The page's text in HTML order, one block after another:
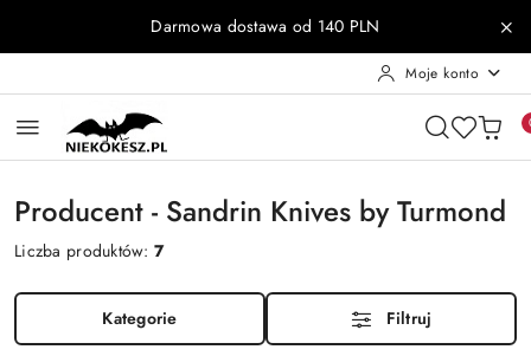
Przejdź do treści głównej
Przejdź do wyszukiwarki
Przejdź do moje konto
Przejdź do menu głównego
Przejdź do stopkiDarmowa dostawa od 140 PLN
Moje konto
Producent - Sandrin Knives by Turmond
Liczba produktów:7
Kategorie Filtruj